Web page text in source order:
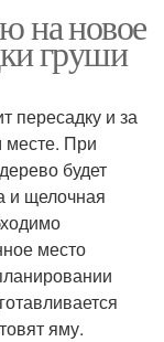
на новое
груши
пересадку и за
месте. При
будет
и щелочная
место
яму.